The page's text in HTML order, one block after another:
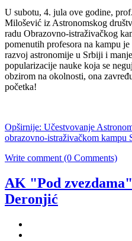
U subotu, 4. jula ove godine,
Milošević iz Astronomskog
radu Obrazovno-istraživačkog
pomenutih profesora na kampu
razvoj astronomije u Srbiji i
popularizacije nauke koja se
obzirom na okolnosti, ona
početka!
Opširnije: Učestvovanje
obrazovno-istraživačkom kampu
Write comment (0 Comments)
AK "Pod
Deronjić